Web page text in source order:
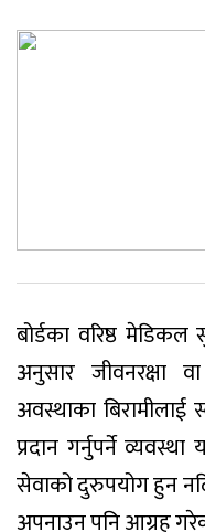
बोर्डका वरिष्ठ
अनुसार जीवनरक्षा
अवस्थाका बिरामीलाई
प्रदान गर्नुपर्ने
सेवाको दुरुपयोग हुन
अपनाउन पनि आग्रह